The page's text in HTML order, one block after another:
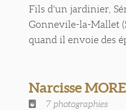
Fils d'un jardinier,
Gonnevile-la-Mallet
quand il envoie des
Narcisse
7 photographies